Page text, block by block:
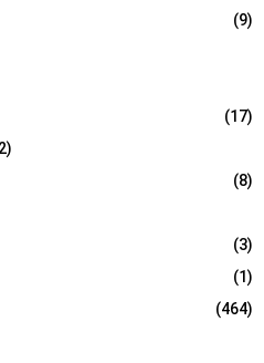
(9)
(17)
(8)
(3)
(1)
(464)